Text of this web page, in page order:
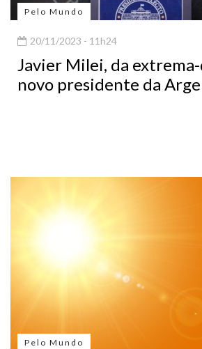
Pelo Mundo
20/11/2023 - 11h24
Javier Milei, da
novo presidente da
Pelo Mundo